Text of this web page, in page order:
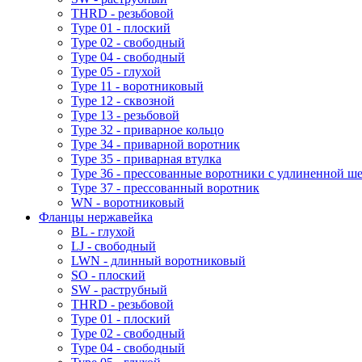
THRD - резьбовой
Type 01 - плоский
Type 02 - свободный
Type 04 - свободный
Type 05 - глухой
Type 11 - воротниковый
Type 12 - сквозной
Type 13 - резьбовой
Type 32 - приварное кольцо
Type 34 - приварной воротник
Type 35 - приварная втулка
Type 36 - прессованные воротники с удлиненной
Type 37 - прессованный воротник
WN - воротниковый
Фланцы нержавейка
BL - глухой
LJ - свободный
LWN - длинный воротниковый
SO - плоский
SW - раструбный
THRD - резьбовой
Type 01 - плоский
Type 02 - свободный
Type 04 - свободный